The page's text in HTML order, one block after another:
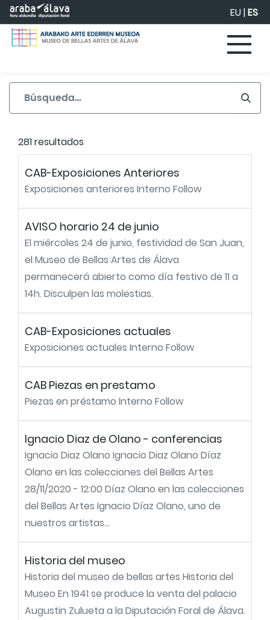
Saltar al contenido principal EU|ES
281 resultados
CAB-Exposiciones Anteriores
Exposiciones anteriores Interno Follow
AVISO horario 24 de junio
El miércoles 24 de junio, festividad de San Juan,
el Museo de Bellas Artes de Álava
permanecerá abierto como día festivo de 11 a
14h. Disculpen las molestias.
CAB-Exposiciones actuales
Exposiciones actuales Interno Follow
CAB Piezas en prestamo
Piezas en préstamo Interno Follow
Ignacio Diaz de Olano - conferencias
Ignacio Diaz Olano Ignacio Diaz Olano Díaz
Olano en las colecciones del Bellas Artes
28/11/2020 - 12:00 Díaz Olano en las colecciones
del Bellas Artes Ignacio Díaz Olano, uno de
nuestros artistas...
Historia del museo
Historia del museo de bellas artes Historia del
Museo En 1941 se produce la venta del palacio
Augustin Zulueta a la Diputación Foral de Álava.